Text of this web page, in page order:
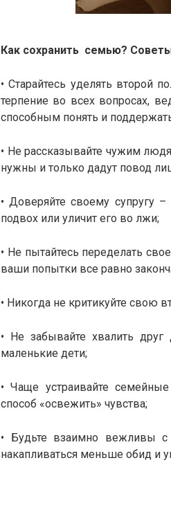
Как сохранить семью?
• Старайтесь уделять второй
терпение во всех вопросах,
способным понять и
• Не рассказывайте чужим
нужны и только дадут повод
• Доверяйте своему супругу
подвох или уличит его во лжи;
• Не пытайтесь переделать
ваши попытки все равно
• Никогда не критикуйте свою
• Не забывайте хвалить
маленькие дети;
• Чаще устраивайте
способ «освежить» чувства;
• Будьте взаимно вежливы
накапливаться меньше обид и